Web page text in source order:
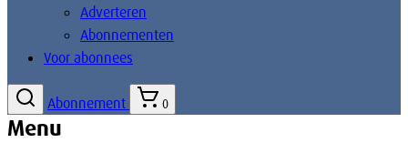
Adverteren
Abonnementen
Voor abonnees
Abonnement 0
Menu